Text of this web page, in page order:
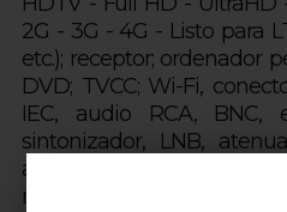
2G - 3G - 4G - Listo para
etc.); receptor; ordenador
DVD; TVCC; Wi-Fi,
IEC, audio RCA, BNC,
sintonizador, LNB,
antena parabólica,
módem y router.